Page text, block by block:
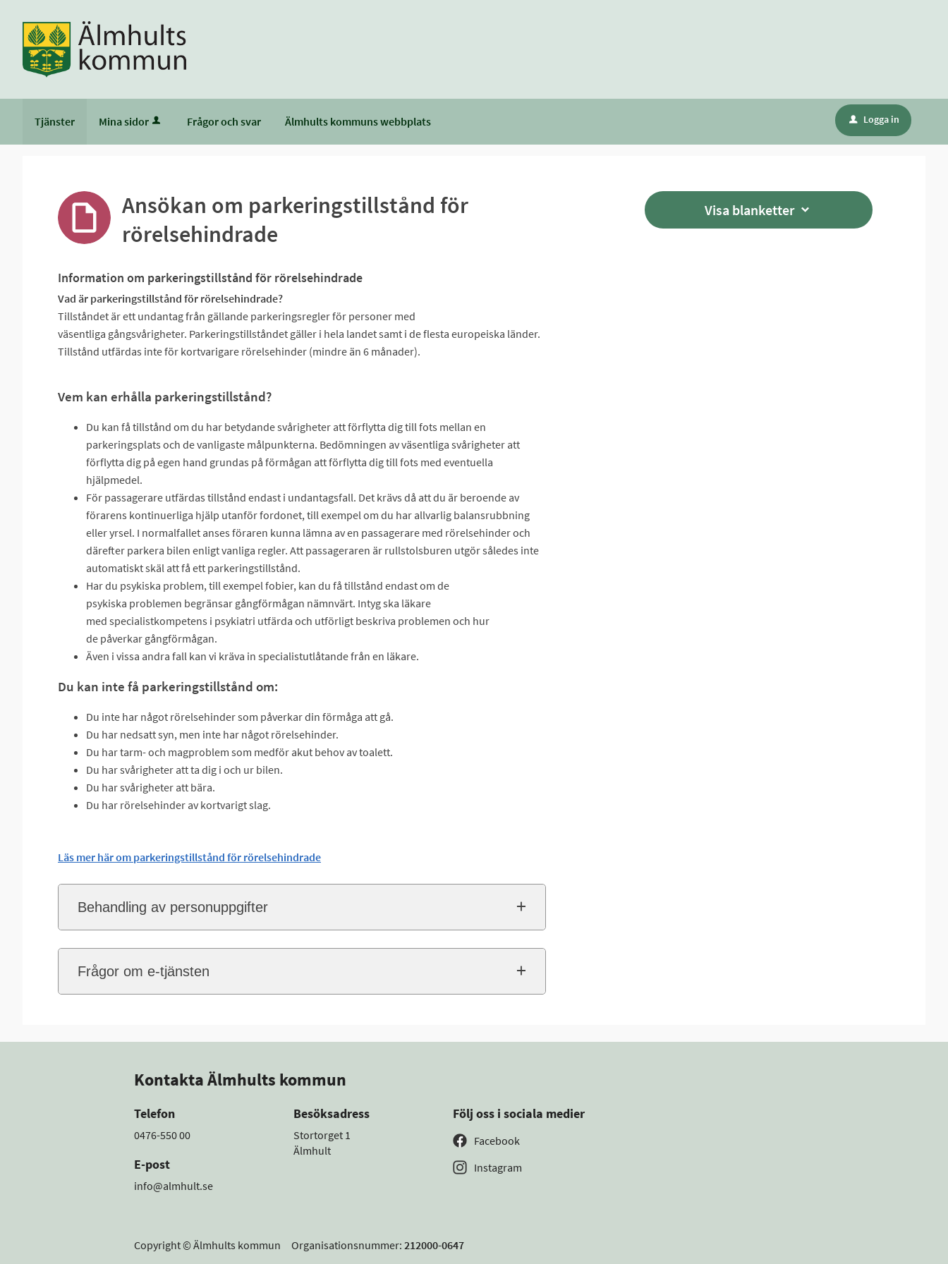
Tjänster Mina sidor Frågor och svar Älmhults kommuns webbplats u Logga in
Ansökan om parkeringstillstånd för
rörelsehindrade
Information om parkeringstillstånd för rörelsehindrade
Vad är parkeringstillstånd för rörelsehindrade?
Tillståndet är ett undantag från gällande parkeringsregler för personer med
väsentliga gångsvårigheter. Parkeringstillståndet gäller i hela landet samt i de flesta europeiska länder.
Tillstånd utfärdas inte för kortvarigare rörelsehinder (mindre än 6 månader).
Vem kan erhålla parkeringstillstånd?
Du kan få tillstånd om du har betydande svårigheter att förflytta dig till fots mellan en
parkeringsplats och de vanligaste målpunkterna. Bedömningen av väsentliga svårigheter att
förflytta dig på egen hand grundas på förmågan att förflytta dig till fots med eventuella
hjälpmedel.
För passagerare utfärdas tillstånd endast i undantagsfall. Det krävs då att du är beroende av
förarens kontinuerliga hjälp utanför fordonet, till exempel om du har allvarlig balansrubbning
eller yrsel. I normalfallet anses föraren kunna lämna av en passagerare med rörelsehinder och
därefter parkera bilen enligt vanliga regler. Att passageraren är rullstolsburen utgör således inte
automatiskt skäl att få ett parkeringstillstånd.
Har du psykiska problem, till exempel fobier, kan du få tillstånd endast om de
psykiska problemen begränsar gångförmågan nämnvärt. Intyg ska läkare
med specialistkompetens i psykiatri utfärda och utförligt beskriva problemen och hur
de påverkar gångförmågan.
Även i vissa andra fall kan vi kräva in specialistutlåtande från en läkare.
Du kan inte få parkeringstillstånd om:
Du inte har något rörelsehinder som påverkar din förmåga att gå.
Du har nedsatt syn, men inte har något rörelsehinder.
Du har tarm- och magproblem som medför akut behov av toalett.
Du har svårigheter att ta dig i och ur bilen.
Du har svårigheter att bära.
Du har rörelsehinder av kortvarigt slag.
Läs mer här om parkeringstillstånd för rörelsehindrade
Behandling av personuppgifter
Frågor om e-tjänsten
Visa blanketter
Kontakta Älmhults kommun
Telefon
0476-550 00
E-post
info@almhult.se
Besöksadress
Stortorget 1
Älmhult
Följ oss i sociala medier
Facebook
Instagram
Copyright © Älmhults kommun Organisationsnummer: 212000-0647